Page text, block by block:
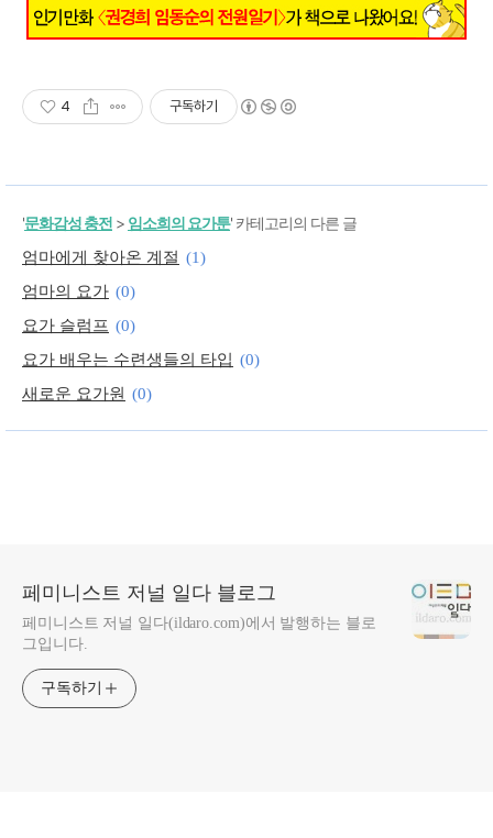
4 구독하기
'문화감성 충전 > 임소희의 요가툰' 카테고리의 다른 글
엄마에게 찾아온 계절 (1)
엄마의 요가 (0)
요가 슬럼프 (0)
요가 배우는 수련생들의 타입 (0)
새로운 요가원 (0)
플라잉요가를 일일체험해 보았습니다.
(0)
페미니스트 저널 일다 블로그
페미니스트 저널 일다(ildaro.com)에서 발행하는 블로
그입니다.
구독하기